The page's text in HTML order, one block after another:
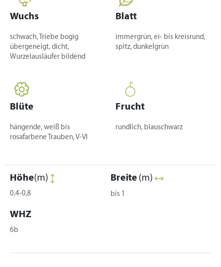
Wuchs
schwach, Triebe bogig
übergeneigt, dicht,
Wurzelausläufer bildend
Blatt
immergrün, ei- bis kreisrund,
spitz, dunkelgrün
Blüte
hängende, weiß bis
rosafarbene Trauben, V-VI
Frucht
rundlich, blauschwarz
Höhe(m)
0,4-0,8
Breite (m)
bis 1
WHZ
6b